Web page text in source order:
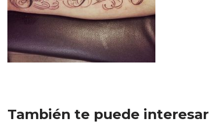
También te puede interesar